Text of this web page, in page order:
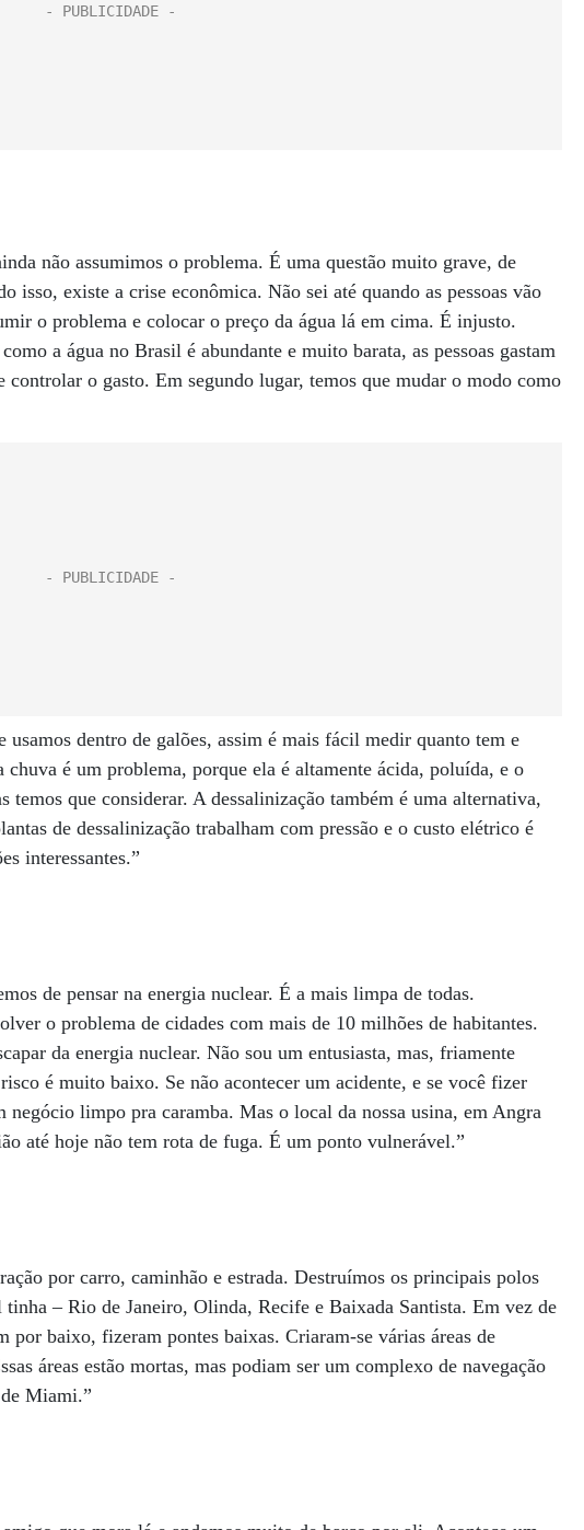
não assumimos o problema. É uma questão muito grave, de
isso, existe a crise econômica. Não sei até quando as pessoas vão
o problema e colocar o preço da água lá em cima. É injusto.
a água no Brasil é abundante e muito barata, as pessoas gastam
controlar o gasto. Em segundo lugar, temos que mudar o modo como
usamos dentro de galões, assim é mais fácil medir quanto tem e
chuva é um problema, porque ela é altamente ácida, poluída, e o
temos que considerar. A dessalinização também é uma alternativa,
de dessalinização trabalham com pressão e o custo elétrico é
interessantes.”
de pensar na energia nuclear. É a mais limpa de todas.
o problema de cidades com mais de 10 milhões de habitantes.
da energia nuclear. Não sou um entusiasta, mas, friamente
é muito baixo. Se não acontecer um acidente, e se você fizer
negócio limpo pra caramba. Mas o local da nossa usina, em Angra
até hoje não tem rota de fuga. É um ponto vulnerável.”
por carro, caminhão e estrada. Destruímos os principais polos
– Rio de Janeiro, Olinda, Recife e Baixada Santista. Em vez de
por baixo, fizeram pontes baixas. Criaram-se várias áreas de
áreas estão mortas, mas podiam ser um complexo de navegação
Miami.”